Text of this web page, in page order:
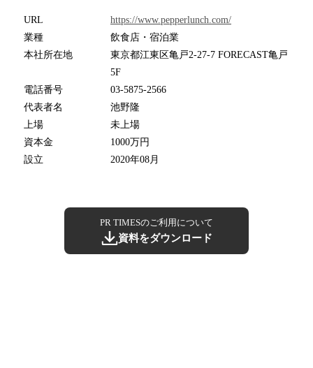
URL
https://www.pepperlunch.com/
業種
飲食店・宿泊業
本社所在地
東京都江東区亀戸2-27-7 FORECAST亀戸
5F
電話番号
03-5875-2566
代表者名
池野隆
上場
未上場
資本金
1000万円
設立
2020年08月
PR TIMESのご利用について
資料をダウンロード